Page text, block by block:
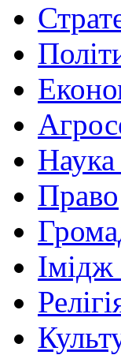
Наука
Право